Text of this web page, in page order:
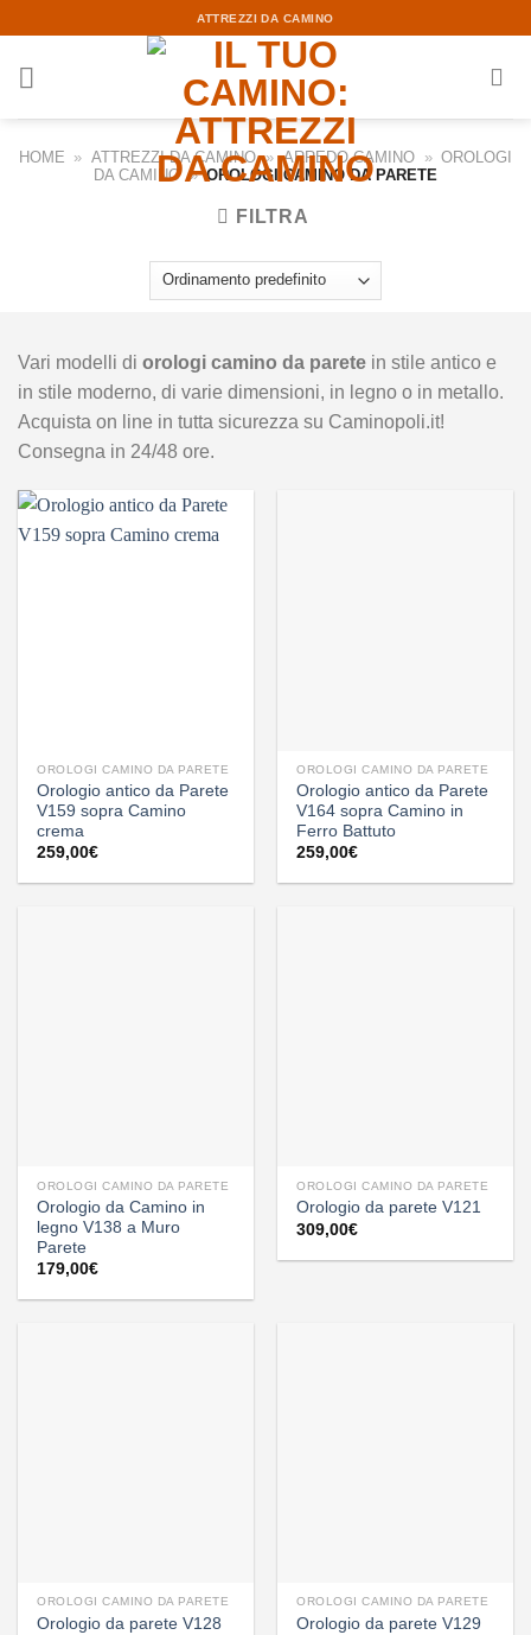
content
ATTREZZI DA CAMINO
HOME » ATTREZZI DA CAMINO » ARREDO CAMINO » OROLOGI
DA CAMINO » OROLOGI CAMINO DA PARETE
FILTRA
Vari modelli di orologi camino da parete in stile antico e
in stile moderno, di varie dimensioni, in legno o in metallo.
Acquista on line in tutta sicurezza su Caminopoli.it!
Consegna in 24/48 ore.
OROLOGI CAMINO DA PARETE
Orologio antico da Parete
V159 sopra Camino
crema
259,00€
OROLOGI CAMINO DA PARETE
Orologio antico da Parete
V164 sopra Camino in
Ferro Battuto
259,00€
OROLOGI CAMINO DA PARETE
Orologio da Camino in
legno V138 a Muro
Parete
179,00€
OROLOGI CAMINO DA PARETE
Orologio da parete V121
309,00€
OROLOGI CAMINO DA PARETE
Orologio da parete V128
OROLOGI CAMINO DA PARETE
Orologio da parete V129